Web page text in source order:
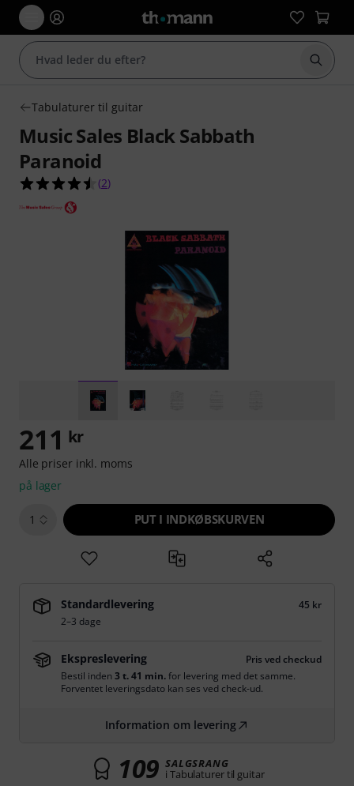
Start
Tabulaturer til guitar
Music Sales Black Sabbath
Paranoid
4.5 ud af 5 stjerner fra 2 kundebedømmelser
(2)
211 kr
Alle priser inkl. moms
på lager
1 PUT I INDKØBSKURVEN
Standardlevering
45 kr
2–3 dage
Ekspreslevering
Pris ved checkud
Bestil inden3 t. 41 min.for levering med det samme.
Forventet leveringsdato kan ses ved check-ud.
Information om levering
109 SALGSRANG
i Tabulaturer til guitar